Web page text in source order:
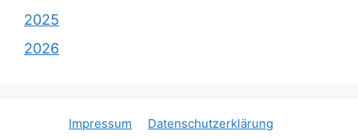
2025
2026
Impressum Datenschutzerklärung